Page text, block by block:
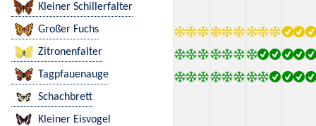
Kleiner Schillerfalter
Großer Fuchs
Zitronenfalter
Tagpfauenauge
Schachbrett
Kleiner Eisvogel